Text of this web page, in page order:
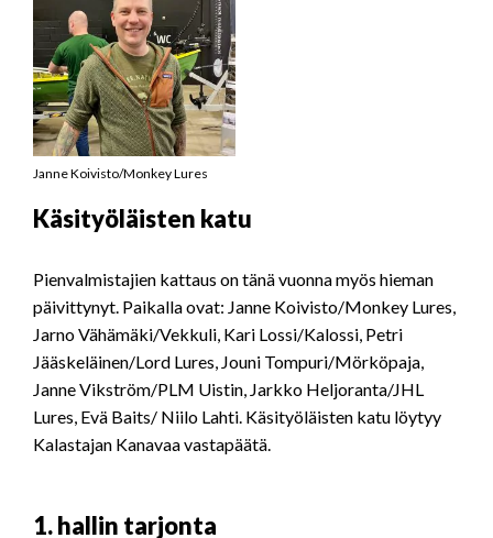
Janne Koivisto/Monkey Lures
Käsityöläisten katu
Pienvalmistajien kattaus on tänä vuonna myös hieman
päivittynyt. Paikalla ovat: Janne Koivisto/Monkey Lures,
Jarno Vähämäki/Vekkuli, Kari Lossi/Kalossi, Petri
Jääskeläinen/Lord Lures, Jouni Tompuri/Mörköpaja,
Janne Vikström/PLM Uistin, Jarkko Heljoranta/JHL
Lures, Evä Baits/ Niilo Lahti. Käsityöläisten katu löytyy
Kalastajan Kanavaa vastapäätä.
1. hallin tarjonta